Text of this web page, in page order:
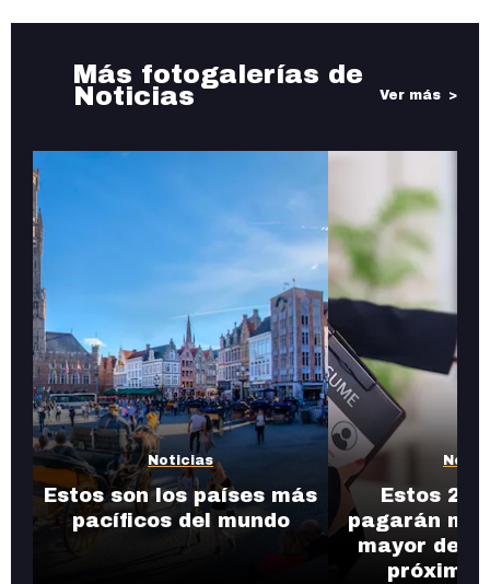
Más fotogalerías de
Noticias Ver más
Noticias
Estos son los países más
pacíficos del mundo
Estos 25
pagarán
mayor
próxima